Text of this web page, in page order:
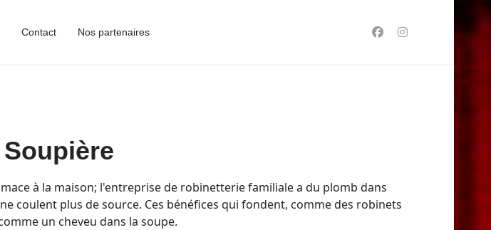
Contact Nos partenaires
à la maison; l'entreprise de robinetterie familiale a du plomb dans
coulent plus de source. Ces bénéfices qui fondent, comme des robinets
un cheveu dans la soupe.